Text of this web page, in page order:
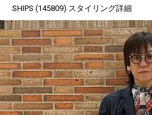
SHIPS (145809) スタイリング詳細